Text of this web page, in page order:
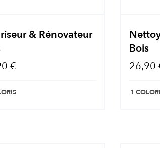
& Rénovateur
€
Bois
26,90
1